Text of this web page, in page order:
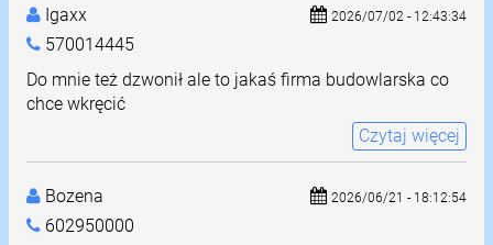
Igaxx
570014445
2026/07/02 - 12:43:34
Do mnie też dzwonił ale to jakaś firma budowlarska co
chce wkręcić
Czytaj więcej
Bozena
602950000
2026/06/21 - 18:12:54